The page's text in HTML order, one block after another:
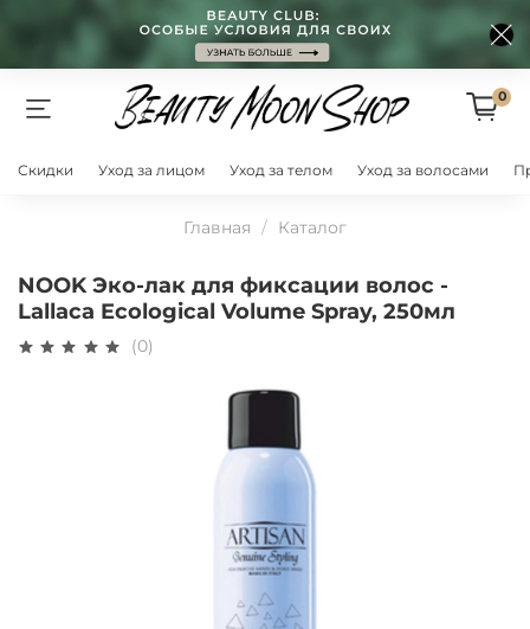
0
Скидки Уход за лицом Уход за телом Уход за волосами
Главная Каталог
NOOK Эко-лак для фиксации волос -
Lallaca Ecological Volume Spray, 250мл
(0)